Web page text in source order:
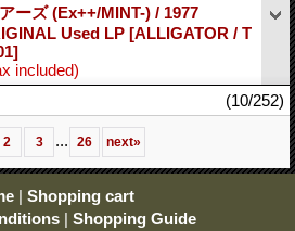
ーズ (Ex++/MINT-) / 1977
Used LP [ALLIGATOR / T
included)
(10/252)
2 3 ... 26 next»
| Shopping cart
| Shopping Guide